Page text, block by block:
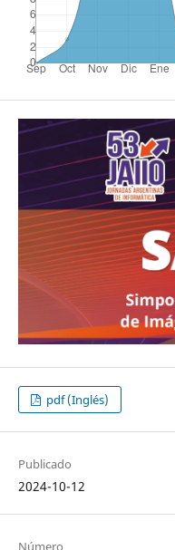
pdf (Inglés)
Publicado
2024-10-12
Número